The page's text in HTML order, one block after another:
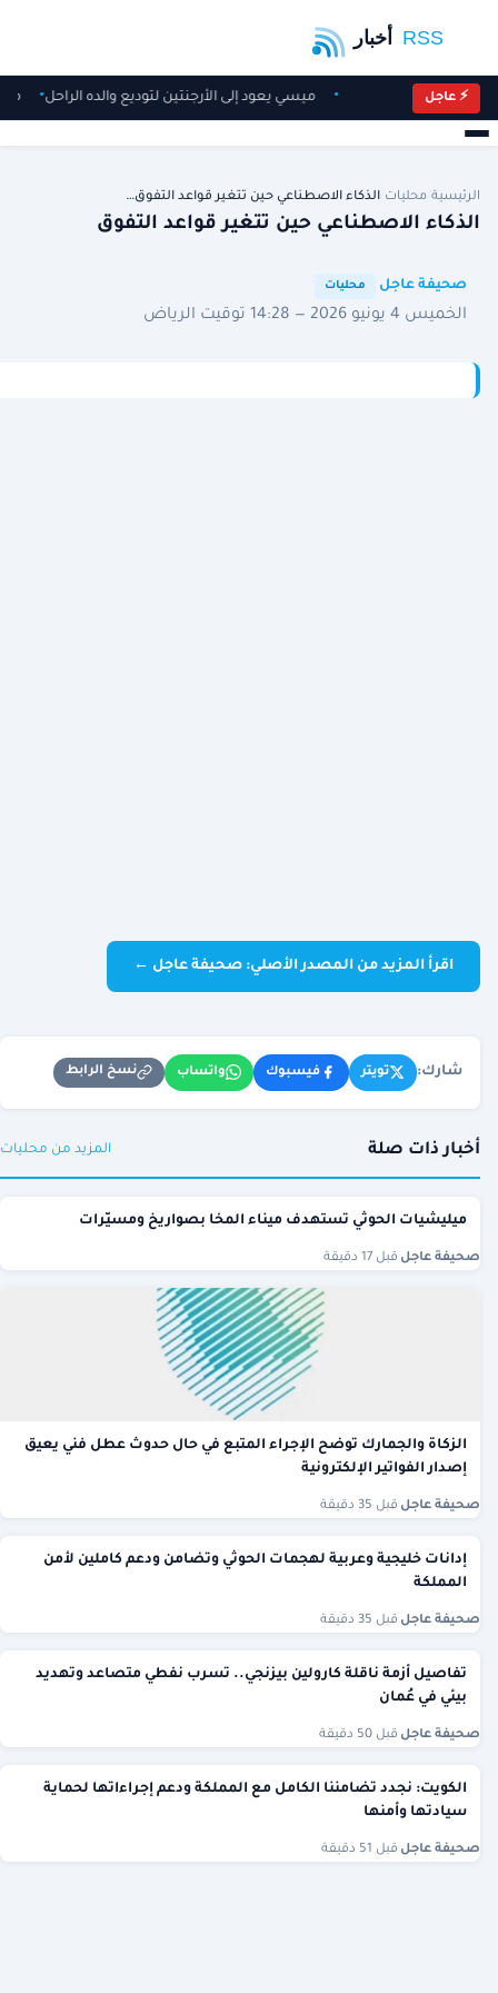
⚡ عاجل ميسي يعود إلى الأرجنتين لتوديع والده الراحل
الرئيسية محليات الذكاء الاصطناعي حين تتغير قواعد التفوق…
الذكاء الاصطناعي حين تتغير قواعد التفوق
صحيفة عاجل محليات
الخميس 4 يونيو 2026 — 14:28 توقيت الرياض
اقرأ المزيد من المصدر الأصلي: صحيفة عاجل ←
شارك: تويتر فيسبوك واتساب نسخ الرابط
أخبار ذات صلة المزيد من محليات
ميليشيات الحوثي تستهدف ميناء المخا بصواريخ ومسيّرات
صحيفة عاجل قبل 17 دقيقة
الزكاة والجمارك توضح الإجراء المتبع في حال حدوث عطل فني يعيق
إصدار الفواتير الإلكترونية
صحيفة عاجل قبل 35 دقيقة
إدانات خليجية وعربية لهجمات الحوثي وتضامن ودعم كاملين لأمن
المملكة
صحيفة عاجل قبل 35 دقيقة
تفاصيل أزمة ناقلة كارولين بيزنجي.. تسرب نفطي متصاعد وتهديد
بيئي في عُمان
صحيفة عاجل قبل 50 دقيقة
الكويت: نجدد تضامننا الكامل مع المملكة ودعم إجراءاتها لحماية
سيادتها وأمنها
صحيفة عاجل قبل 51 دقيقة